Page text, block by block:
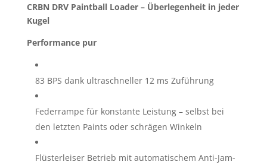
CRBN DRV Paintball Loader – Überlegenheit in jeder
Kugel
Performance pur
83 BPS dank ultraschneller 12 ms Zuführung
Federrampe für konstante Leistung – selbst bei
den letzten Paints oder schrägen Winkeln
Flüsterleiser Betrieb mit automatischem Anti-Jam-